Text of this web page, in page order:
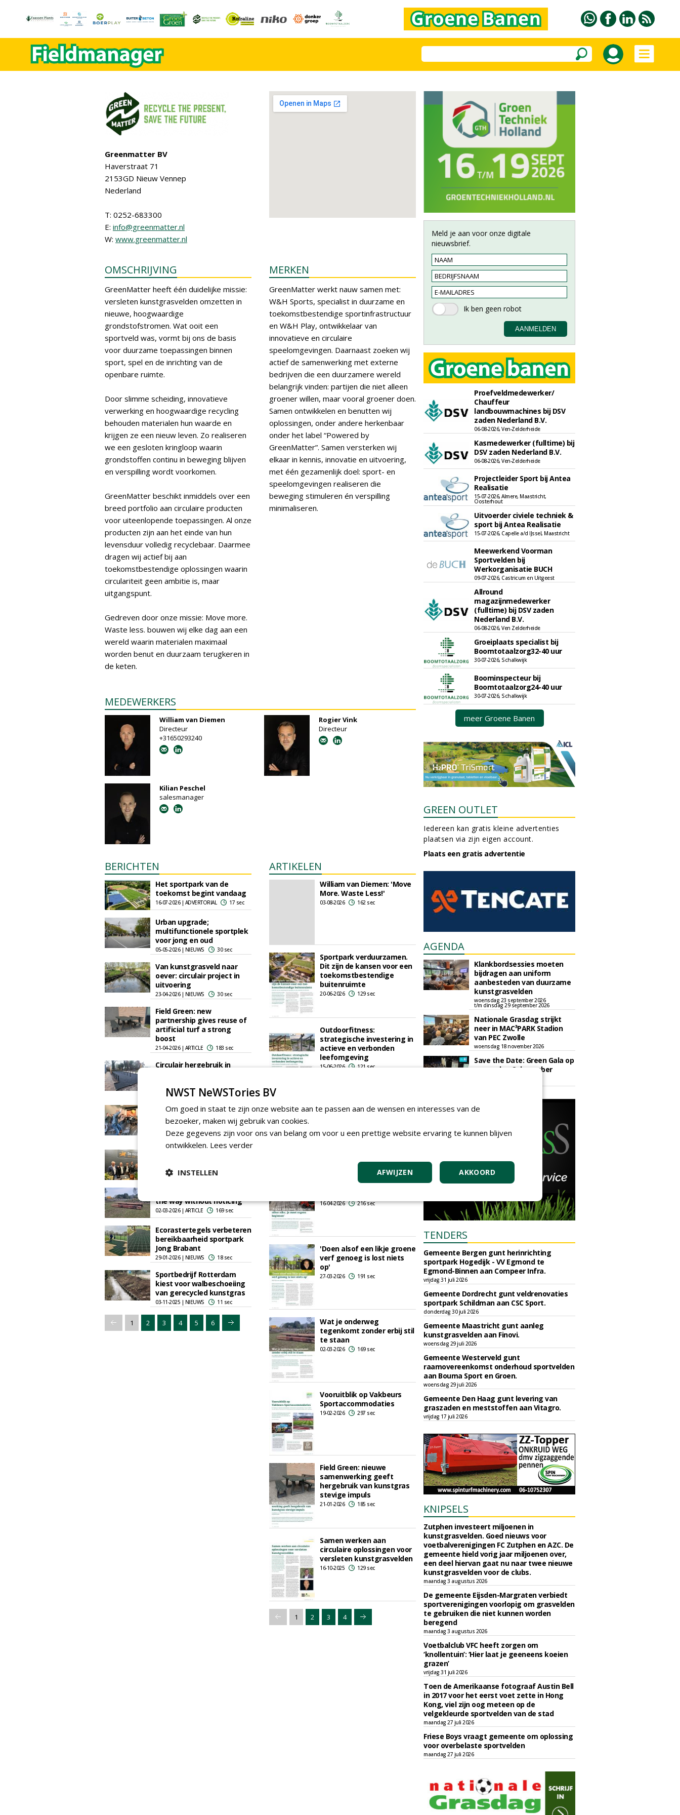
Greenmatter BV
Haverstraat 71
2153GD Nieuw Vennep
Nederland
T: 0252-683300
E: info@greenmatter.nl
W: www.greenmatter.nl
OMSCHRIJVING
GreenMatter heeft één duidelijke missie:
versleten kunstgrasvelden omzetten in
nieuwe, hoogwaardige
grondstofstromen. Wat ooit een
sportveld was, vormt bij ons de basis
voor duurzame toepassingen binnen
sport, spel en de inrichting van de
openbare ruimte.
Door slimme scheiding, innovatieve
verwerking en hoogwaardige recycling
behouden materialen hun waarde en
krijgen ze een nieuw leven. Zo realiseren
we een gesloten kringloop waarin
grondstoffen continu in beweging blijven
en verspilling wordt voorkomen.
GreenMatter beschikt inmiddels over een
breed portfolio aan circulaire producten
voor uiteenlopende toepassingen. Al onze
producten zijn aan het einde van hun
levensduur volledig recyclebaar. Daarmee
dragen wij actief bij aan
toekomstbestendige oplossingen waarin
circulariteit geen ambitie is, maar
uitgangspunt.
Gedreven door onze missie: Move more.
Waste less. bouwen wij elke dag aan een
wereld waarin materialen maximaal
worden benut en duurzaam terugkeren in
de keten.
MERKEN
GreenMatter werkt nauw samen met:
W&H Sports, specialist in duurzame en
toekomstbestendige sportinfrastructuur
en W&H Play, ontwikkelaar van
innovatieve en circulaire
speelomgevingen. Daarnaast zoeken wij
actief de samenwerking met externe
bedrijven die een duurzamere wereld
belangrijk vinden: partijen die niet alleen
groener willen, maar vooral groener doen.
Samen ontwikkelen en benutten wij
oplossingen, onder andere herkenbaar
onder het label “Powered by
GreenMatter”. Samen versterken wij
elkaar in kennis, innovatie en uitvoering,
met één gezamenlijk doel: sport- en
speelomgevingen realiseren die
beweging stimuleren én verspilling
minimaliseren.
MEDEWERKERS
William van Diemen
Directeur
+31650293240
Rogier Vink
Directeur
Kilian Peschel
salesmanager
BERICHTEN
Het sportpark van de
toekomst begint vandaag
16-07-2026 | ADVERTORIAL 17 sec
Urban upgrade;
multifunctionele sportplek
voor jong en oud
05-05-2026 | NIEUWS 30 sec
Van kunstgrasveld naar
oever: circulair project in
uitvoering
23-04-2026 | NIEUWS 30 sec
Field Green: new
partnership gives reuse of
artificial turf a strong
boost
21-04-2026 | ARTICLE 183 sec
Circulair hergebruik in
12-03-2026 | NIEUWS 37 sec
BSNC houdt
netwerkbijeenkomsten bij
FieldWatch en Greenmatter
12-03-2026 | NIEUWS 62 sec
06-03-2026 | NIEUWS 503 sec
the way without noticing
02-03-2026 | ARTICLE 169 sec
Ecorastertegels verbeteren
bereikbaarheid sportpark
Jong Brabant
29-01-2026 | NIEUWS 18 sec
Sportbedrijf Rotterdam
kiest voor walbeschoeiing
van gerecycled kunstgras
03-11-2025 | NIEUWS 11 sec
1 2 3 4 5 6
ARTIKELEN
William van Diemen: 'Move
More. Waste Less!'
03-08-2026 162 sec
Sportpark verduurzamen.
Dit zijn de kansen voor een
toekomstbestendige
buitenruimte
20-06-2026 129 sec
Outdoorfitness:
strategische investering in
actieve en verbonden
leefomgeving
15-06-2026 121 sec
walbeschoeiing
'Als we niets doen, gebeurt
er zéker niks; je moet
16-04-2026 216 sec
'Doen alsof een likje groene
verf genoeg is lost niets
op'
27-03-2026 191 sec
Wat je onderweg
tegenkomt zonder erbij stil
te staan
02-03-2026 169 sec
Vooruitblik op Vakbeurs
Sportaccommodaties
19-02-2026 297 sec
Field Green: nieuwe
samenwerking geeft
hergebruik van kunstgras
stevige impuls
21-01-2026 185 sec
Samen werken aan
circulaire oplossingen voor
versleten kunstgrasvelden
16-10-2025 129 sec
1 2 3 4
Meld je aan voor onze digitale
nieuwsbrief.
Proefveldmedewerker/
Chauffeur
landbouwmachines bij DSV
zaden Nederland B.V.
06-08-2026, Ven-Zelderheide
Kasmedewerker (fulltime) bij
DSV zaden Nederland B.V.
06-08-2026, Ven-Zelderheide
Projectleider Sport bij Antea
Realisatie
15-07-2026, Almere, Maastricht,
Oosterhout
Uitvoerder civiele techniek &
sport bij Antea Realisatie
15-07-2026, Capelle a/d IJssel, Maastricht
Meewerkend Voorman
Sportvelden bij
Werkorganisatie BUCH
09-07-2026, Castricum en Uitgeest
Allround
magazijnmedewerker
(fulltime) bij DSV zaden
Nederland B.V.
06-08-2026, Ven Zelderheide
Groeiplaats specialist bij
Boomtotaalzorg32-40 uur
30-07-2026, Schalkwijk
Boominspecteur bij
Boomtotaalzorg24-40 uur
30-07-2026, Schalkwijk
meer Groene Banen
GREEN OUTLET
Iedereen kan gratis kleine advertenties
plaatsen via zijn eigen account.
Plaats een gratis advertentie
AGENDA
Klankbordsessies moeten
bijdragen aan uniform
aanbesteden van duurzame
kunstgrasvelden
woensdag 23 september 2026
t/m dinsdag 29 september 2026
Nationale Grasdag strijkt
neer in MAC³PARK Stadion
van PEC Zwolle
woensdag 18 november 2026
Save the Date: Green Gala op
woensdag 2 december
TENDERS
Gemeente Bergen gunt herinrichting
sportpark Hogedijk - VV Egmond te
Egmond-Binnen aan Compeer Infra.
vrijdag 31 juli 2026
Gemeente Dordrecht gunt veldrenovaties
sportpark Schildman aan CSC Sport.
donderdag 30 juli 2026
Gemeente Maastricht gunt aanleg
kunstgrasvelden aan Finovi.
woensdag 29 juli 2026
Gemeente Westerveld gunt
raamovereenkomst onderhoud sportvelden
aan Bouma Sport en Groen.
woensdag 29 juli 2026
Gemeente Den Haag gunt levering van
graszaden en meststoffen aan Vitagro.
vrijdag 17 juli 2026
KNIPSELS
Zutphen investeert miljoenen in
kunstgrasvelden. Goed nieuws voor
voetbalverenigingen FC Zutphen en AZC. De
gemeente hield vorig jaar miljoenen over,
een deel hiervan gaat nu naar twee nieuwe
kunstgrasvelden voor de clubs.
maandag 3 augustus 2026
De gemeente Eijsden-Margraten verbiedt
sportverenigingen voorlopig om grasvelden
te gebruiken die niet kunnen worden
beregend
maandag 3 augustus 2026
Voetbalclub VFC heeft zorgen om
‘knollentuin’: ‘Hier laat je geeneens koeien
grazen’
vrijdag 31 juli 2026
Toen de Amerikaanse fotograaf Austin Bell
in 2017 voor het eerst voet zette in Hong
Kong, viel zijn oog meteen op de
velgekleurde sportvelden van de stad
maandag 27 juli 2026
Friese Boys vraagt gemeente om oplossing
voor overbelaste sportvelden
maandag 27 juli 2026
NWST NeWSTories BV
Om goed in staat te zijn onze website aan te passen aan de wensen en interesses van de
bezoeker, maken wij gebruik van cookies.
Deze gegevens zijn voor ons van belang om voor u een prettige website ervaring te kunnen blijven
ontwikkelen. Lees verder
AKKOORD
AFWIJZEN
INSTELLEN